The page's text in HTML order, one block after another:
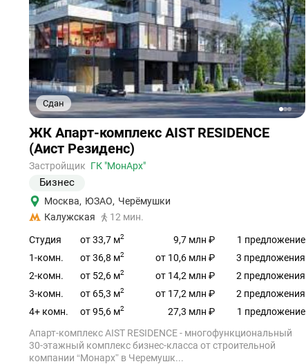
Сдан
123
Ссылка
на
объект
ЖК Апарт-комплекс AIST RESIDENCE
(Аист Резиденс)
Застройщик ГК "МонАрх"
Бизнес
Москва, ЮЗАО, Черёмушки
Калужская
12 мин.
Студия от 33,7 м2 9,7 млн ₽
1 предложение
1-комн.
от 36,8 м2 от 10,6 млн ₽
3 предложения
2-комн.
от 52,6 м2 от 14,2 млн ₽
2 предложения
3-комн.
от 65,3 м2 от 17,2 млн ₽
2 предложения
4+ комн.
от 95,6 м2 27,3 млн ₽
1 предложение
Апарт-комплекс AIST RESIDENCE - многофункциональный
30-этажный комплекс бизнес-класса от строительной
компании “Монарх” в Черемушк...